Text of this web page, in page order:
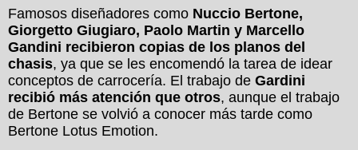
Famosos diseñadores como Nuccio Bertone,
Giorgetto Giugiaro, Paolo Martin y Marcello
Gandini recibieron copias de los planos del
chasis, ya que se les encomendó la tarea de idear
conceptos de carrocería. El trabajo de Gardini
recibió más atención que otros, aunque el trabajo
de Bertone se volvió a conocer más tarde como
Bertone Lotus Emotion.